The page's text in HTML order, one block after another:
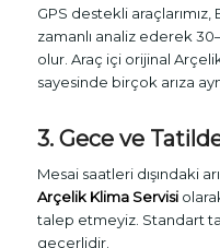
GPS destekli
zamanlı analiz ederek
olur. Araç içi orijinal
sayesinde birçok arıza
3. Gece ve
Mesai saatleri dışındaki
Arçelik Klima Servisi
talep etmeyiz. Standart
geçerlidir.